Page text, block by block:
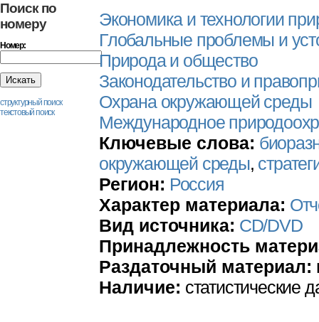
Поиск по
номеру
Номер:
структурный поиск
текстовый поиск
Экономика и технологии
Глобальные проблемы и
Природа и общество
Законодательство и
Охрана окружающей среды
Международное
Ключевые слова:
окружающей среды,
Регион: Россия
Характер материала:
Вид источника: CD/DVD
Принадлежность
Раздаточный материал:
Наличие: статистические